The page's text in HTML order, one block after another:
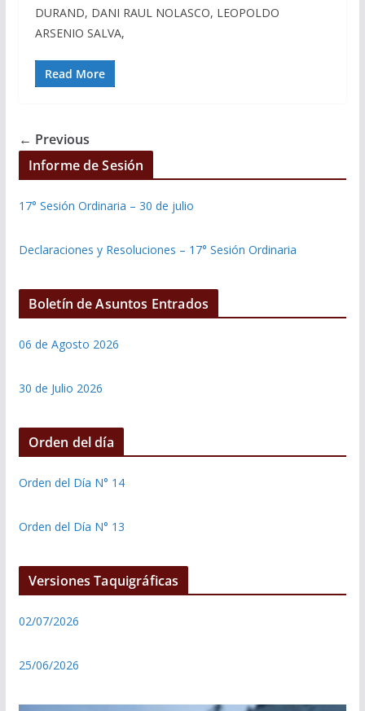
DURAND, DANI RAUL NOLASCO, LEOPOLDO
ARSENIO SALVA,
Read More
← Previous
Informe de Sesión
17° Sesión Ordinaria – 30 de julio
Declaraciones y Resoluciones – 17° Sesión Ordinaria
Boletín de Asuntos Entrados
06 de Agosto 2026
30 de Julio 2026
Orden del día
Orden del Día N° 14
Orden del Día N° 13
Versiones Taquigráficas
02/07/2026
25/06/2026